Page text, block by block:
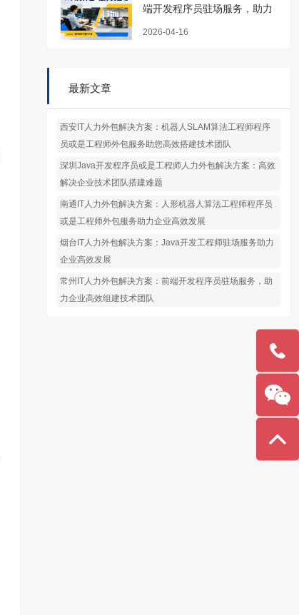
端开发程序员驻场服务，助力
2026-04-16
最新文章
西安IT人力外包解决方案：机器人SLAM算法工程师程序
员或是工程师外包服务助您高效搭建技术团队
深圳Java开发程序员或是工程师人力外包解决方案：高效
解决企业技术团队搭建难题
南通IT人力外包解决方案：人形机器人算法工程师程序员
或是工程师外包服务助力企业高效发展
烟台IT人力外包解决方案：Java开发工程师驻场服务助力
企业高效发展
常州IT人力外包解决方案：前端开发程序员驻场服务，助
力企业高效组建技术团队